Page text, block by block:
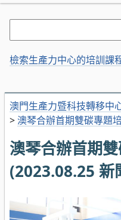
澳門生產力暨科技轉移中
> 澳琴合辦首期雙碳專題
澳琴合辦首期
(2023.08.25 新
檢索生產力中心的培訓課